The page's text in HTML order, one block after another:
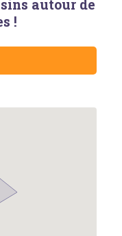
autour de
!